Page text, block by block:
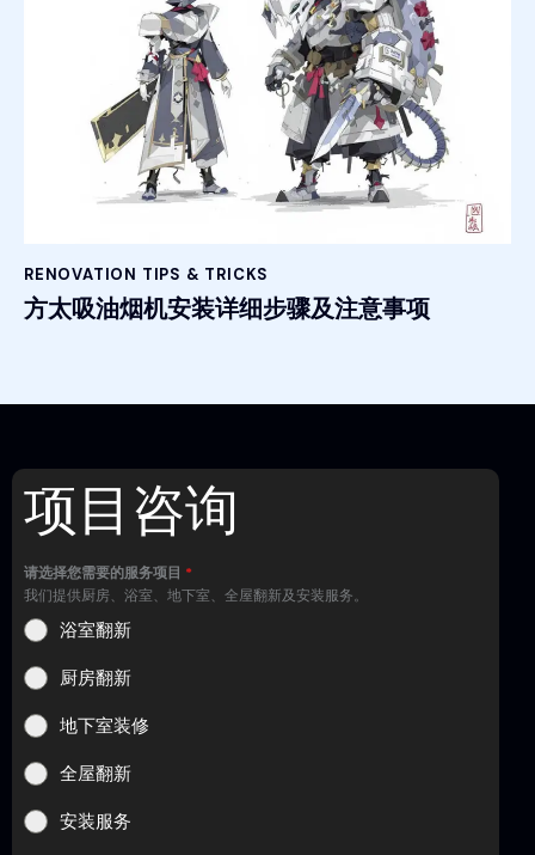
RENOVATION TIPS & TRICKS
方太吸油烟机安装详细步骤及注意事项
项目咨询
请选择您需要的服务项目 *
我们提供厨房、浴室、地下室、全屋翻新及安装服务。
浴室翻新
厨房翻新
地下室装修
全屋翻新
安装服务